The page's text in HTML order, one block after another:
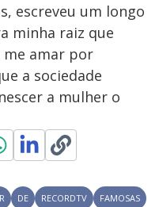
escreveu um longo
minha raiz que
me amar por
a sociedade
a mulher o
DE RECORDTV
FAMOSAS